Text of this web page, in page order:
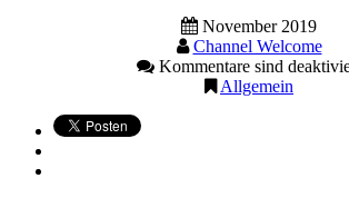
November 2019
Channel Welcome
Kommentare sind
Allgemein